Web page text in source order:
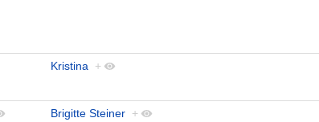
Kristina +
Brigitte Steiner +